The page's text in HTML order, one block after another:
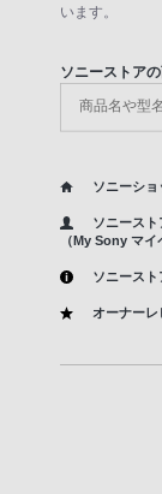
います。
ソニーストア
ソニーシ
ソニース
（My Sony マイ
ソニースト
オーナー